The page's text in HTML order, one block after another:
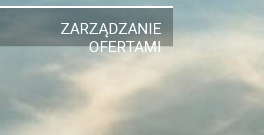
ZARZĄDZANIE
OFERTAMI